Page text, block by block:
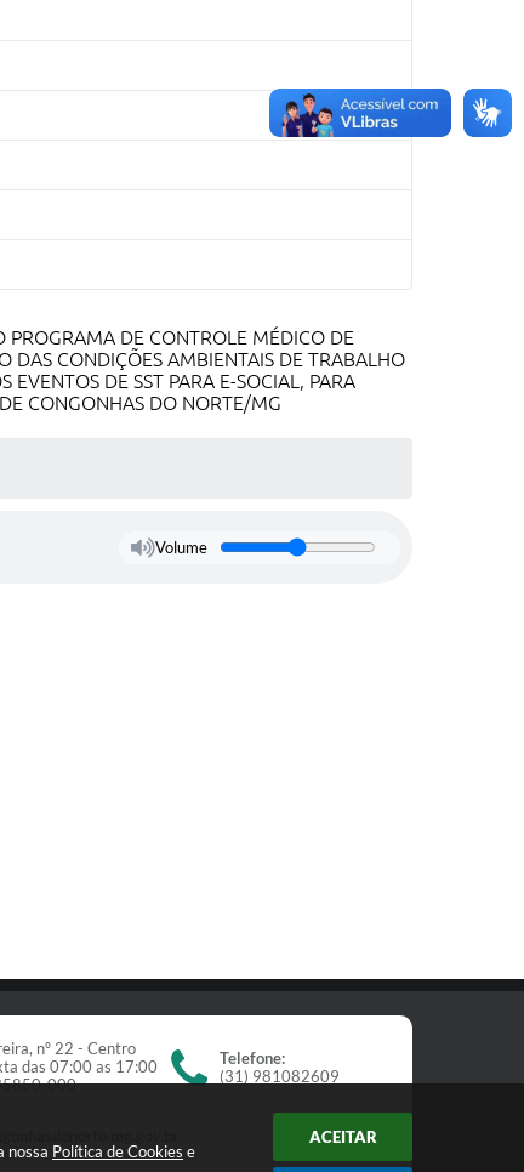
nossa Política de Cookies e
ACEITAR
PROGRAMA DE CONTROLE MÉDICO DE
DAS CONDIÇÕES AMBIENTAIS DE TRABALHO
EVENTOS DE SST PARA E-SOCIAL, PARA
CONGONHAS DO NORTE/MG
Volume
nº 22 - Centro
das 07:00 as 17:00
000
Telefone:
(31) 981082609